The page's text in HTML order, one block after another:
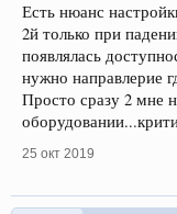
Есть нюанс
2й только при
появлялась
нужно направлерие
Просто сразу 2 мне
25 окт 2019